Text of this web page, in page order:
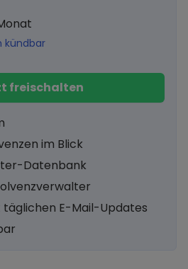
kündbar
freischalten
im Blick
Datenbank
E-Mail-Updates